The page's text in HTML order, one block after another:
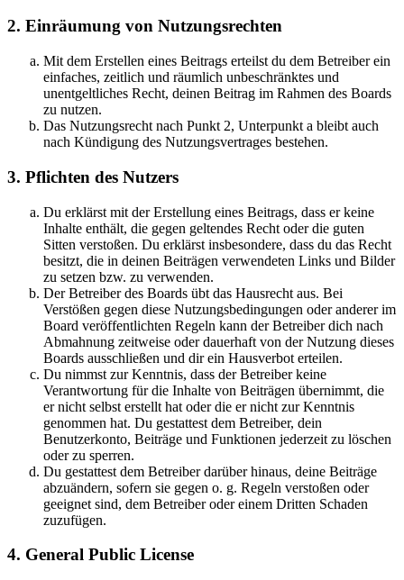
2. Einräumung von Nutzungsrechten
Mit dem Erstellen eines Beitrags erteilst du dem Betreiber ein
einfaches, zeitlich und räumlich unbeschränktes und
unentgeltliches Recht, deinen Beitrag im Rahmen des Boards
zu nutzen.
Das Nutzungsrecht nach Punkt 2, Unterpunkt a bleibt auch
nach Kündigung des Nutzungsvertrages bestehen.
3. Pflichten des Nutzers
Du erklärst mit der Erstellung eines Beitrags, dass er keine
Inhalte enthält, die gegen geltendes Recht oder die guten
Sitten verstoßen. Du erklärst insbesondere, dass du das Recht
besitzt, die in deinen Beiträgen verwendeten Links und Bilder
zu setzen bzw. zu verwenden.
Der Betreiber des Boards übt das Hausrecht aus. Bei
Verstößen gegen diese Nutzungsbedingungen oder anderer im
Board veröffentlichten Regeln kann der Betreiber dich nach
Abmahnung zeitweise oder dauerhaft von der Nutzung dieses
Boards ausschließen und dir ein Hausverbot erteilen.
Du nimmst zur Kenntnis, dass der Betreiber keine
Verantwortung für die Inhalte von Beiträgen übernimmt, die
er nicht selbst erstellt hat oder die er nicht zur Kenntnis
genommen hat. Du gestattest dem Betreiber, dein
Benutzerkonto, Beiträge und Funktionen jederzeit zu löschen
oder zu sperren.
Du gestattest dem Betreiber darüber hinaus, deine Beiträge
abzuändern, sofern sie gegen o. g. Regeln verstoßen oder
geeignet sind, dem Betreiber oder einem Dritten Schaden
zuzufügen.
4. General Public License